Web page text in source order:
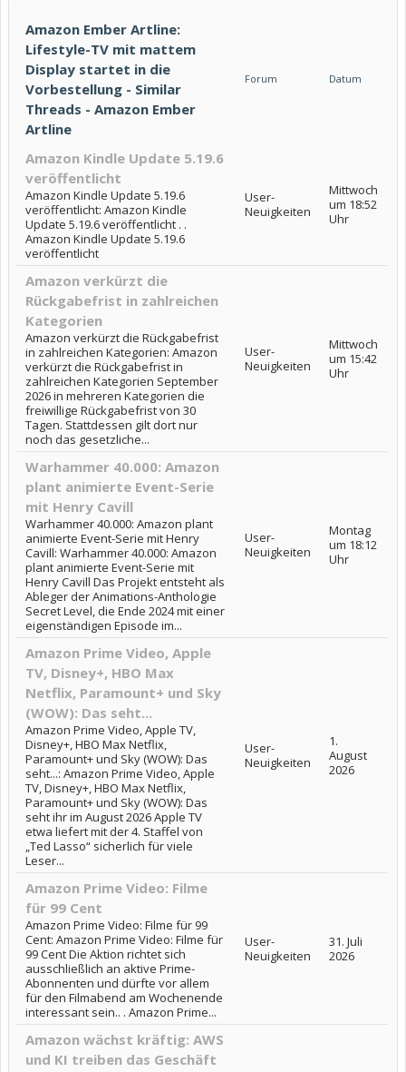
Amazon Ember Artline:
Lifestyle-TV mit mattem
Display startet in die
Vorbestellung - Similar
Threads - Amazon Ember
Artline
Forum Datum
Amazon Kindle Update 5.19.6
veröffentlicht
Amazon Kindle Update 5.19.6
veröffentlicht: Amazon Kindle
Update 5.19.6 veröffentlicht . .
Amazon Kindle Update 5.19.6
veröffentlicht
User-
Neuigkeiten
Mittwoch
um 18:52
Uhr
Amazon verkürzt die
Rückgabefrist in zahlreichen
Kategorien
Amazon verkürzt die Rückgabefrist
in zahlreichen Kategorien: Amazon
verkürzt die Rückgabefrist in
zahlreichen Kategorien September
2026 in mehreren Kategorien die
freiwillige Rückgabefrist von 30
Tagen. Stattdessen gilt dort nur
noch das gesetzliche...
User-
Neuigkeiten
Mittwoch
um 15:42
Uhr
Warhammer 40.000: Amazon
plant animierte Event-Serie
mit Henry Cavill
Warhammer 40.000: Amazon plant
animierte Event-Serie mit Henry
Cavill: Warhammer 40.000: Amazon
plant animierte Event-Serie mit
Henry Cavill Das Projekt entsteht als
Ableger der Animations-Anthologie
Secret Level, die Ende 2024 mit einer
eigenständigen Episode im...
User-
Neuigkeiten
Montag
um 18:12
Uhr
Amazon Prime Video, Apple
TV, Disney+, HBO Max
Netflix, Paramount+ und Sky
(WOW): Das seht...
Amazon Prime Video, Apple TV,
Disney+, HBO Max Netflix,
Paramount+ und Sky (WOW): Das
seht...: Amazon Prime Video, Apple
TV, Disney+, HBO Max Netflix,
Paramount+ und Sky (WOW): Das
seht ihr im August 2026 Apple TV
etwa liefert mit der 4. Staffel von
„Ted Lasso“ sicherlich für viele
Leser...
User-
Neuigkeiten
1.
August
2026
Amazon Prime Video: Filme
für 99 Cent
Amazon Prime Video: Filme für 99
Cent: Amazon Prime Video: Filme für
99 Cent Die Aktion richtet sich
ausschließlich an aktive Prime-
Abonnenten und dürfte vor allem
für den Filmabend am Wochenende
interessant sein.. . Amazon Prime...
User-
Neuigkeiten
31. Juli
2026
Amazon wächst kräftig: AWS
und KI treiben das Geschäft